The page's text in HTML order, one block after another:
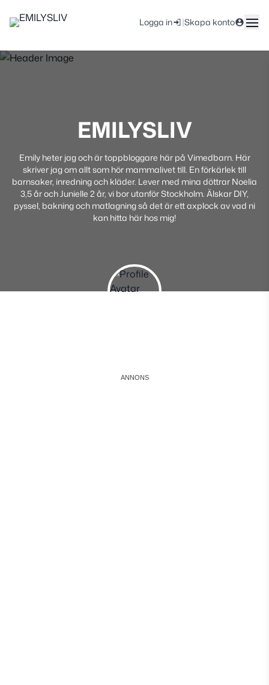
Logga in |Skapa konto
EMILYSLIV
Emily heter jag och är toppbloggare här på Vimedbarn. Här
skriver jag om allt som hör mammalivet till. En förkärlek till
barnsaker, inredning och kläder. Lever med mina döttrar Noelia
3,5 år och Junielle 2 år, vi bor utanför Stockholm. Älskar DIY,
pyssel, bakning och matlagning så det är ett axplock av vad ni
kan hitta här hos mig!